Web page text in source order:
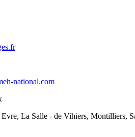
national.com
La Salle - de Vihiers, Montilliers,